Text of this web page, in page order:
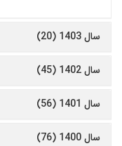
سال 1403 (20)
سال 1402 (45)
سال 1401 (56)
سال 1400 (76)